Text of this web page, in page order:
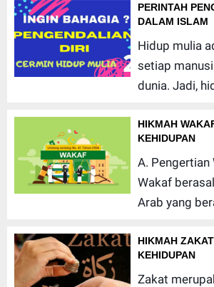
PERINTAH
DALAM ISLAM
Hidup mulia
setiap
dunia. Jadi,
HIKMAH
KEHIDUPAN
A. Pengertian
Wakaf
Arab yang
HIKMAH
KEHIDUPAN
Zakat